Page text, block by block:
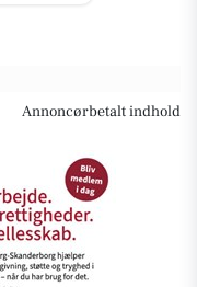
Annoncørbetalt indhold